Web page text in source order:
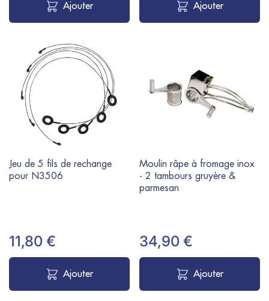
Ajouter Ajouter
Jeu de 5 fils de rechange
pour N3506
11,80 €
Ajouter
Moulin râpe à fromage inox
- 2 tambours gruyère &
parmesan
34,90 €
Ajouter